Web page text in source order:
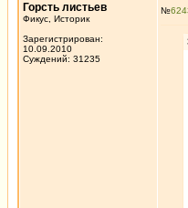
Горсть листьев
Фикус, Историк
Зарегистрирован:
10.09.2010
Суждений: 31235
№